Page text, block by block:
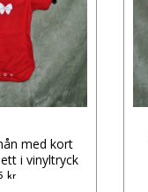
med kort
i vinyltryck
kr